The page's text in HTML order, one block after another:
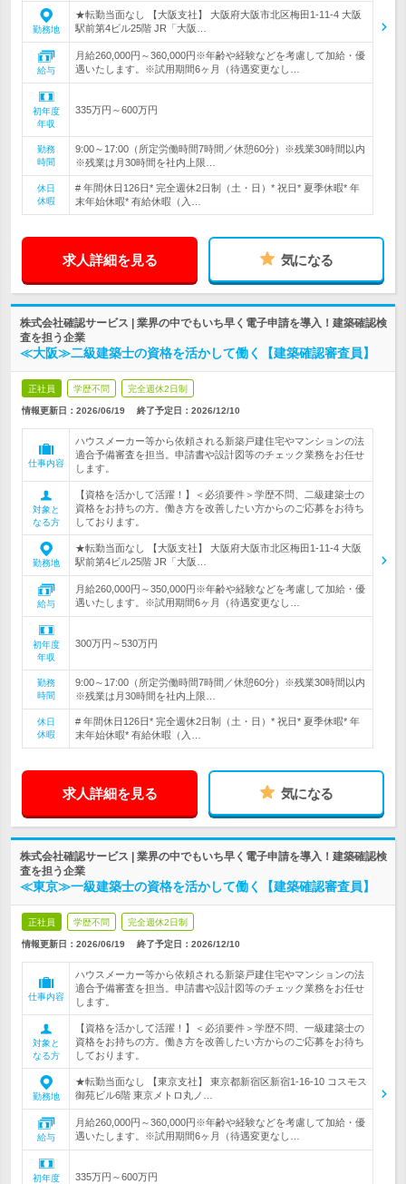
勤務地
★転勤当面なし 【大阪支社】 大阪府大阪市北区梅田1-11-4 大阪
駅前第4ビル25階 JR「大阪…
給与
月給260,000円～360,000円※年齢や経験などを考慮して加給・優
遇いたします。※試用期間6ヶ月（待遇変更なし…
初年度
年収
335万円～600万円
勤務
時間
9:00～17:00（所定労働時間7時間／休憩60分）※残業30時間以内
※残業は月30時間を社内上限…
休日
休暇
# 年間休日126日* 完全週休2日制（土・日）* 祝日* 夏季休暇* 年
末年始休暇* 有給休暇（入…
求人詳細を見る 気になる
株式会社確認サービス | 業界の中でもいち早く電子申請を導入！建築確認検
査を担う企業
≪大阪≫二級建築士の資格を活かして働く【建築確認審査員】
正社員 学歴不問 完全週休2日制
情報更新日：2026/06/19 終了予定日： 2026/12/10
仕事内容
ハウスメーカー等から依頼される新築戸建住宅やマンションの法
適合予備審査を担当。申請書や設計図等のチェック業務をお任せ
します。
対象と
なる方
【資格を活かして活躍！】＜必須要件＞学歴不問、二級建築士の
資格をお持ちの方。働き方を改善したい方からのご応募をお待ち
しております。
勤務地
★転勤当面なし 【大阪支社】 大阪府大阪市北区梅田1-11-4 大阪
駅前第4ビル25階 JR「大阪…
給与
月給260,000円～350,000円※年齢や経験などを考慮して加給・優
遇いたします。※試用期間6ヶ月（待遇変更なし…
初年度
年収
300万円～530万円
勤務
時間
9:00～17:00（所定労働時間7時間／休憩60分）※残業30時間以内
※残業は月30時間を社内上限…
休日
休暇
# 年間休日126日* 完全週休2日制（土・日）* 祝日* 夏季休暇* 年
末年始休暇* 有給休暇（入…
求人詳細を見る 気になる
株式会社確認サービス | 業界の中でもいち早く電子申請を導入！建築確認検
査を担う企業
≪東京≫一級建築士の資格を活かして働く【建築確認審査員】
正社員 学歴不問 完全週休2日制
情報更新日：2026/06/19 終了予定日： 2026/12/10
仕事内容
ハウスメーカー等から依頼される新築戸建住宅やマンションの法
適合予備審査を担当。申請書や設計図等のチェック業務をお任せ
します。
対象と
なる方
【資格を活かして活躍！】＜必須要件＞学歴不問、一級建築士の
資格をお持ちの方。働き方を改善したい方からのご応募をお待ち
しております。
勤務地
★転勤当面なし 【東京支社】 東京都新宿区新宿1-16-10 コスモス
御苑ビル6階 東京メトロ丸ノ…
給与
月給260,000円～360,000円※年齢や経験などを考慮して加給・優
遇いたします。※試用期間6ヶ月（待遇変更なし…
初年度
335万円～600万円